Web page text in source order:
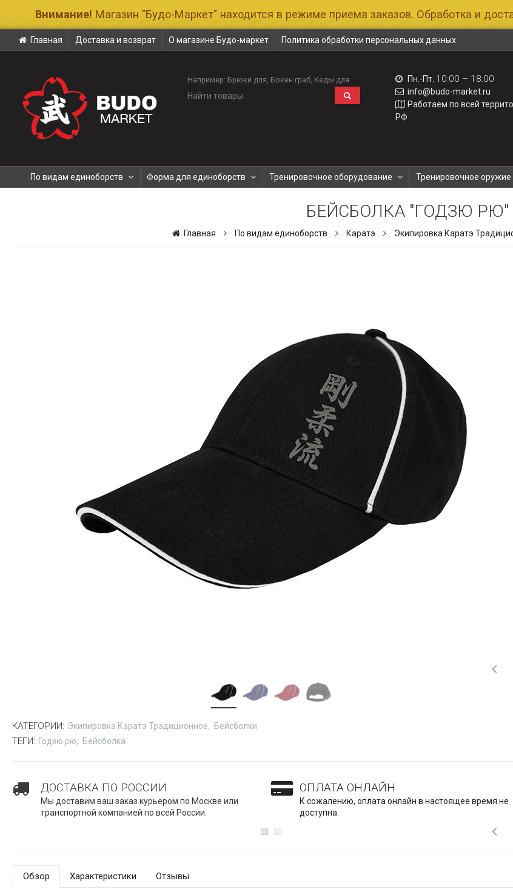
Внимание! Магазин "Будо-Маркет" находится в режиме приема заказов. Обработка и
Главная Доставка и возврат О магазине Будо-маркет Политика обработки персональных данных
Например: Брюки для Бокен граб Кеды для Пн.-Пт. 10:00 – 18:00
info@budo-market.ru
Работаем по всей
РФ
По видам единоборств Форма для единоборств Тренировочное оборудование Тренировочное оружие
БЕЙСБОЛКА "ГОДЗЮ РЮ"
Главная По видам единоборств Каратэ Экипировка Каратэ
КАТЕГОРИИ: Экипировка Каратэ Традиционное Бейсболки
ТЕГИ: Годзю рю Бейсболка
ДОСТАВКА ПО РОССИИ
Мы доставим ваш заказ курьером по Москве или
транспортной компанией по всей России.
ОПЛАТА ОНЛАЙН
К сожалению, оплата онлайн в настоящее время не
доступна.
Обзор Характеристики Отзывы